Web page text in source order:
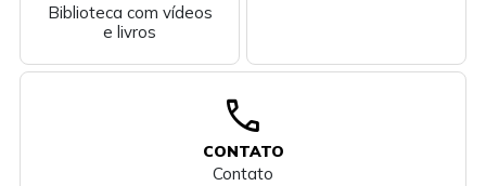
Biblioteca com vídeos
e livros
call
CONTATO
Contato